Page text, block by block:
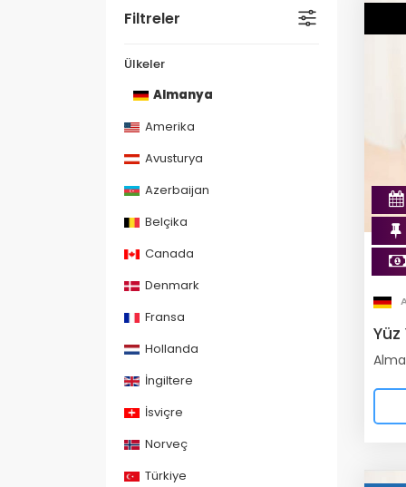
Filtreler
Ülkeler
Almanya
Amerika
Avusturya
Azerbaijan
Belçika
Canada
Denmark
Fransa
Hollanda
İngiltere
İsviçre
Norveç
Türkiye